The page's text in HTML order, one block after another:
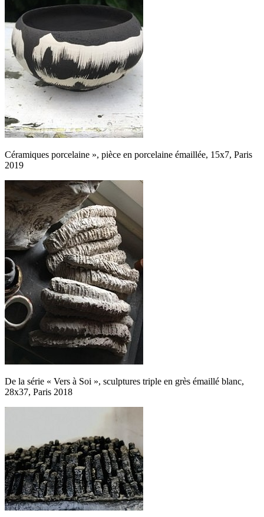
Céramiques porcelaine », pièce en porcelaine émaillée, 15x7, Paris
2019
De la série « Vers à Soi », sculptures triple en grès émaillé blanc,
28x37, Paris 2018